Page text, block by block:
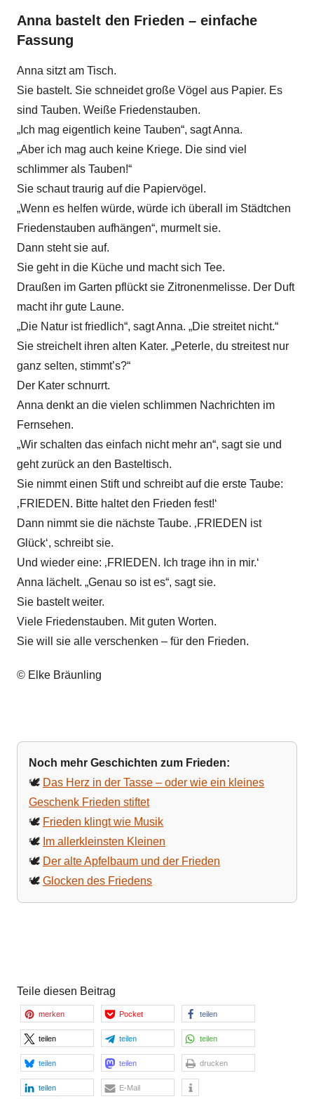
Anna bastelt den Frieden – einfache
Fassung
Anna sitzt am Tisch.
Sie bastelt. Sie schneidet große Vögel aus Papier. Es
sind Tauben. Weiße Friedenstauben.
„Ich mag eigentlich keine Tauben“, sagt Anna.
„Aber ich mag auch keine Kriege. Die sind viel
schlimmer als Tauben!“
Sie schaut traurig auf die Papiervögel.
„Wenn es helfen würde, würde ich überall im Städtchen
Friedenstauben aufhängen“, murmelt sie.
Dann steht sie auf.
Sie geht in die Küche und macht sich Tee.
Draußen im Garten pflückt sie Zitronenmelisse. Der Duft
macht ihr gute Laune.
„Die Natur ist friedlich“, sagt Anna. „Die streitet nicht.“
Sie streichelt ihren alten Kater. „Peterle, du streitest nur
ganz selten, stimmt’s?“
Der Kater schnurrt.
Anna denkt an die vielen schlimmen Nachrichten im
Fernsehen.
„Wir schalten das einfach nicht mehr an“, sagt sie und
geht zurück an den Basteltisch.
Sie nimmt einen Stift und schreibt auf die erste Taube:
‚FRIEDEN. Bitte haltet den Frieden fest!‘
Dann nimmt sie die nächste Taube. ‚FRIEDEN ist
Glück‘, schreibt sie.
Und wieder eine: ‚FRIEDEN. Ich trage ihn in mir.‘
Anna lächelt. „Genau so ist es“, sagt sie.
Sie bastelt weiter.
Viele Friedenstauben. Mit guten Worten.
Sie will sie alle verschenken – für den Frieden.
© Elke Bräunling
Noch mehr Geschichten zum Frieden:
🕊️ Das Herz in der Tasse – oder wie ein kleines
Geschenk Frieden stiftet
🕊️ Frieden klingt wie Musik
🕊️ Im allerkleinsten Kleinen
🕊️ Der alte Apfelbaum und der Frieden
🕊️ Glocken des Friedens
Teile diesen Beitrag
merken Pocket teilen
teilen teilen teilen
teilen teilen drucken
teilen E-Mail